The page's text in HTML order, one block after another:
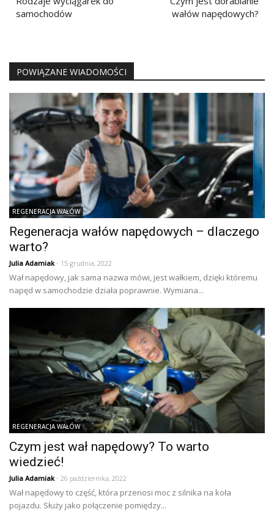
samochodów
wałów napędowych?
POWIĄZANE WIADOMOŚCI
REGENERACJA WAŁÓW
Regeneracja wałów napędowych – dlaczego
warto?
Julia Adamiak- 15 grudnia, 2022
Wał napędowy, jak sama nazwa mówi, jest wałkiem, dzięki któremu
napęd w samochodzie działa poprawnie. Wymiana...
REGENERACJA WAŁÓW
Czym jest wał napędowy? To warto
wiedzieć!
Julia Adamiak- 26 października, 2022
Wał napędowy to część, która przenosi moc z silnika na koła
pojazdu. Służy jako połączenie pomiędzy...